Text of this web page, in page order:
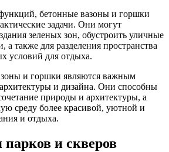
бетонные вазоны и горшки
задачи. Они могут
зеленых зон, обустроить уличные
а также для разделения пространства
условий для отдыха.
и горшки являются важным
и дизайна. Они способны
природы и архитектуры, а
среду более красивой, уютной и
и отдыха.
и скверов